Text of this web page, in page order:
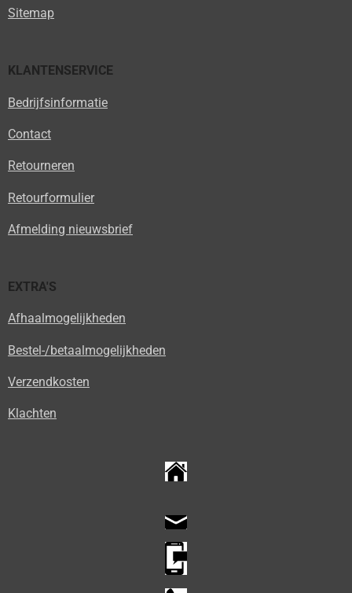
Sitemap
KLANTENSERVICE
Bedrijfsinformatie
Contact
Retourneren
Retourformulier
Afmelding nieuwsbrief
EXTRA'S
Afhaalmogelijkheden
Bestel-/betaalmogelijkheden
Verzendkosten
Klachten